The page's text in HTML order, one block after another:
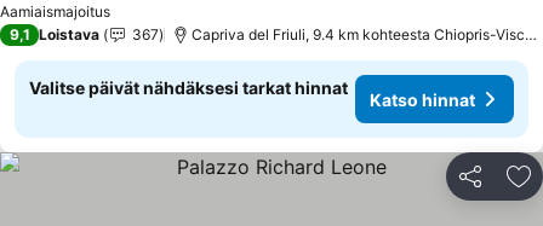
Aamiaismajoitus
9,1 Loistava 367 Capriva del Friuli, 9.4 km kohteesta Chiopris-Viscone
Valitse päivät nähdäksesi tarkat hinnat
Katso hinnat
Jaa